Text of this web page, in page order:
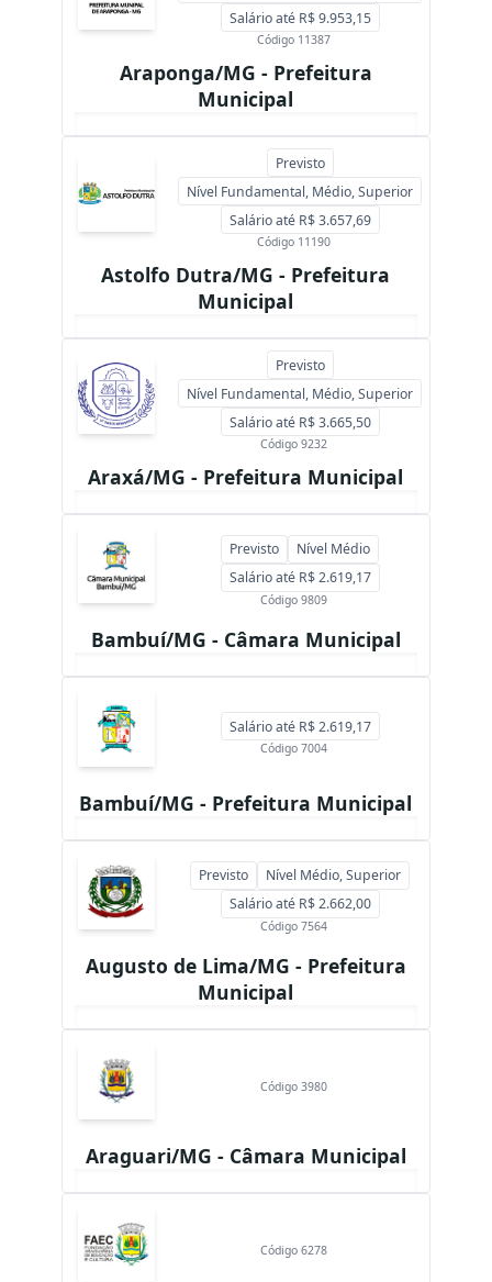
Salário até R$ 9.953,15
Código 11387
Araponga/MG - Prefeitura
Municipal
Previsto
Nível Fundamental, Médio, Superior
Salário até R$ 3.657,69
Código 11190
Astolfo Dutra/MG - Prefeitura
Municipal
Previsto
Nível Fundamental, Médio, Superior
Salário até R$ 3.665,50
Código 9232
Araxá/MG - Prefeitura Municipal
Previsto
Nível Médio
Salário até R$ 2.619,17
Código 9809
Bambuí/MG - Câmara Municipal
Salário até R$ 2.619,17
Código 7004
Bambuí/MG - Prefeitura Municipal
Previsto
Nível Médio, Superior
Salário até R$ 2.662,00
Código 7564
Augusto de Lima/MG - Prefeitura
Municipal
Código 3980
Araguari/MG - Câmara Municipal
Código 6278